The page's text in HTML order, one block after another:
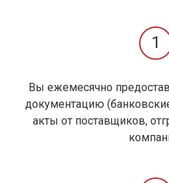
1
Вы ежемесячно
документацию
акты от поставщиков,